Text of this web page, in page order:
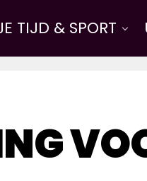
TIJD & SPORT